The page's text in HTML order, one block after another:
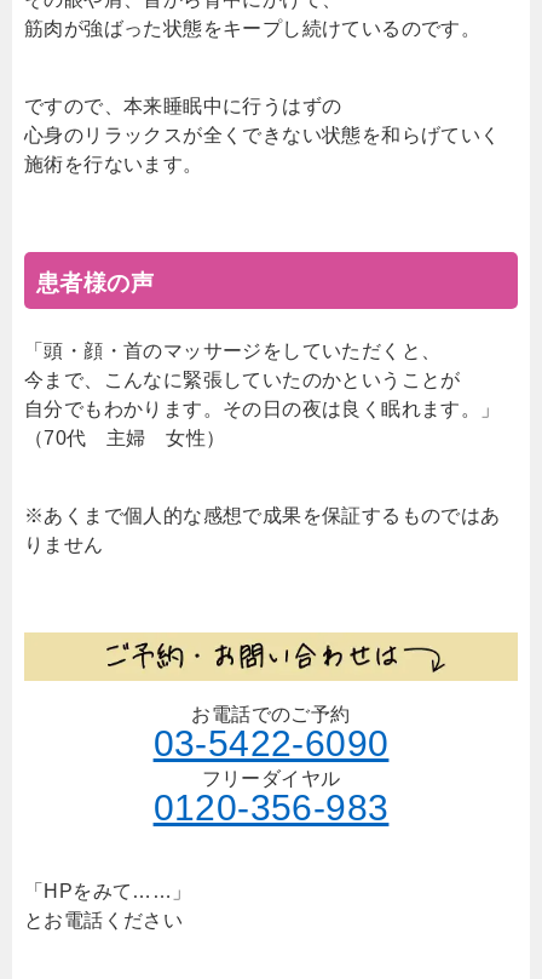
筋肉が強ばった状態をキープし続けているのです。
ですので、本来睡眠中に行うはずの
心身のリラックスが全くできない状態を和らげていく
施術を行ないます。
患者様の声
「頭・顔・首のマッサージをしていただくと、
今まで、こんなに緊張していたのかということが
自分でもわかります。その日の夜は良く眠れます。」
（70代 主婦 女性）
※あくまで個人的な感想で成果を保証するものではあ
りません
お電話でのご予約
03-5422-6090
フリーダイヤル
0120-356-983
「HPをみて……」
とお電話ください